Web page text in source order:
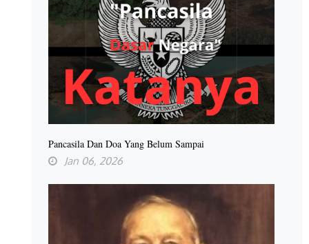
Pancasila Dan Doa Yang Belum Sampai
Jan 06, 2026